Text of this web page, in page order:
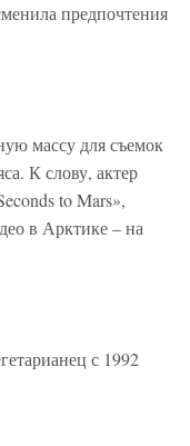
предпочтения
массу для съемок
К слову, актер
to Mars»,
в Арктике – на
с 1992